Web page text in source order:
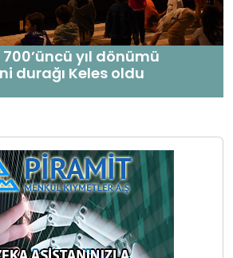
yıl dönümü
durağı Keles oldu